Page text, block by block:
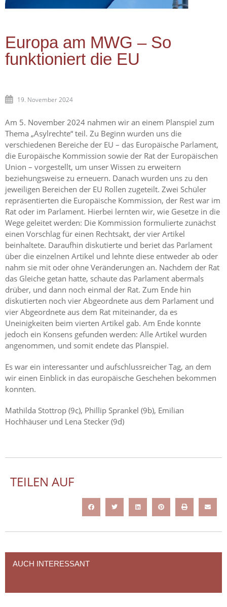
Europa am MWG – So
funktioniert die EU
19. November 2024
Am 5. November 2024 nahmen wir an einem Planspiel zum
Thema „Asylrechte“ teil. Zu Beginn wurden uns die
verschiedenen Bereiche der EU – das Europäische Parlament,
die Europäische Kommission sowie der Rat der Europäischen
Union – vorgestellt, um unser Wissen zu erweitern
beziehungsweise zu erneuern. Danach wurden uns zu den
jeweiligen Bereichen der EU Rollen zugeteilt. Zwei Schüler
repräsentierten die Europäische Kommission, der Rest war im
Rat oder im Parlament. Hierbei lernten wir, wie Gesetze in die
Wege geleitet werden: Die Kommission formulierte zunächst
einen Vorschlag für einen Rechtsakt, der vier Artikel
beinhaltete. Daraufhin diskutierte und beriet das Parlament
über die einzelnen Artikel und lehnte diese entweder ab oder
nahm sie mit oder ohne Veränderungen an. Nachdem der Rat
das Gleiche getan hatte, schaute das Parlament abermals
drüber, und dann noch einmal der Rat. Zum Ende hin
diskutierten noch vier Abgeordnete aus dem Parlament und
vier Abgeordnete aus dem Rat miteinander, da es
Uneinigkeiten beim vierten Artikel gab. Am Ende konnte
jedoch ein Konsens gefunden werden: Alle Artikel wurden
angenommen, und somit endete das Planspiel.
Es war ein interessanter und aufschlussreicher Tag, an dem
wir einen Einblick in das europäische Geschehen bekommen
konnten.
Mathilda Stottrop (9c), Phillip Sprankel (9b), Emilian
Hochhäuser und Lena Stecker (9d)
TEILEN AUF
AUCH INTERESSANT